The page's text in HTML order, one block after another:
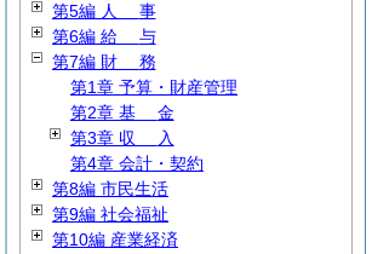
第5編 人 事
第6編 給 与
第7編 財 務
第1章 予算・財産管理
第2章 基 金
第3章 収
入
第4章 会計・契約
第8編 市民生活
第9編 社会福祉
第10編 産業経済